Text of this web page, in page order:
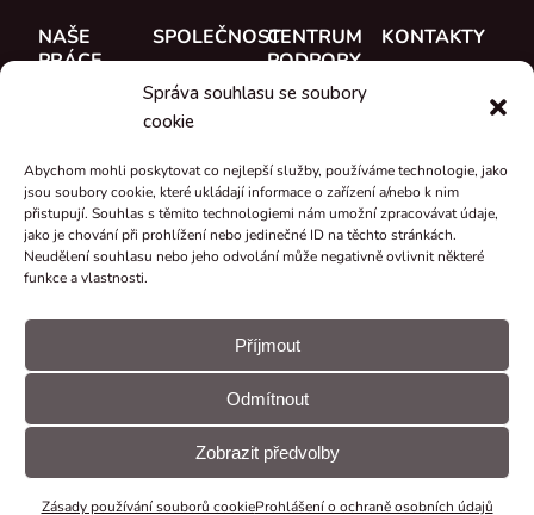
Správa souhlasu se soubory
cookie
Abychom mohli poskytovat co nejlepší služby, používáme technologie, jako
jsou soubory cookie, které ukládají informace o zařízení a/nebo k nim
přistupují. Souhlas s těmito technologiemi nám umožní zpracovávat údaje,
jako je chování při prohlížení nebo jedinečné ID na těchto stránkách.
Neudělení souhlasu nebo jeho odvolání může negativně ovlivnit některé
funkce a vlastnosti.
Příjmout
Odmítnout
Zobrazit předvolby
Zásady používání souborů cookieProhlášení o ochraně osobních údajů
NAŠE
PRÁCE
Reference
Co je nového
SPOLEČNOST
Seznamte se
Kariéra
Certifikáty a
prohlášení
a recyklace
Granty a
CENTRUM
PODPORY
Dokumentace
Podpora
KONTAKTY
© CUE, a.s.
Všechna práva
vyhrazena
Předvolby Prohlášení